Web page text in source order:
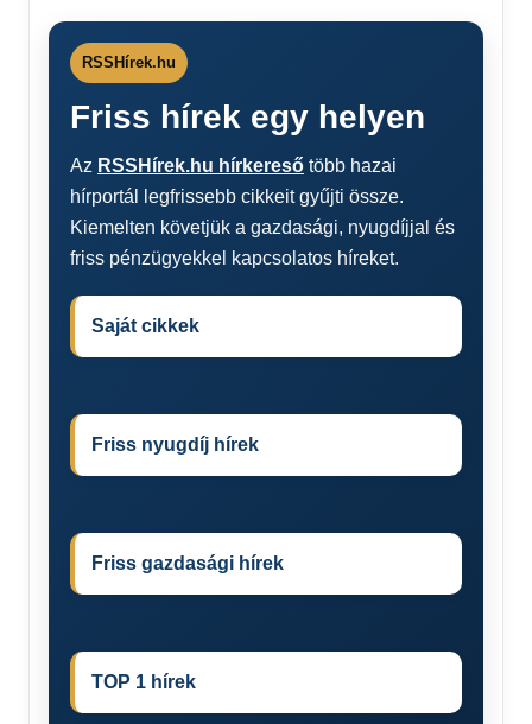
RSSHírek.hu
Friss hírek egy helyen
Az RSSHírek.hu hírkereső több hazai
hírportál legfrissebb cikkeit gyűjti össze.
Kiemelten követjük a gazdasági, nyugdíjjal és
friss pénzügyekkel kapcsolatos híreket.
Saját cikkek
Friss nyugdíj hírek
Friss gazdasági hírek
TOP 1 hírek